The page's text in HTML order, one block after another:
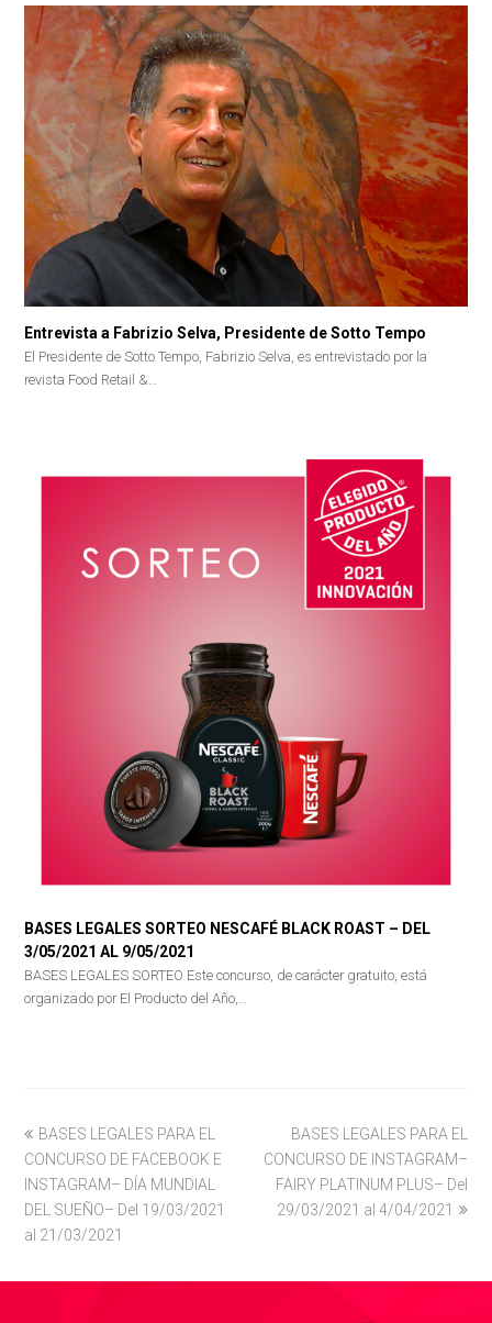
Entrevista a Fabrizio Selva, Presidente de Sotto Tempo
El Presidente de Sotto Tempo, Fabrizio Selva, es entrevistado por la
revista Food Retail &…
BASES LEGALES SORTEO NESCAFÉ BLACK ROAST – DEL
3/05/2021 AL 9/05/2021
BASES LEGALES SORTEO Este concurso, de carácter gratuito, está
organizado por El Producto del Año,…
previous
post:
BASES LEGALES PARA EL
CONCURSO DE FACEBOOK E
INSTAGRAM– DÍA MUNDIAL
DEL SUEÑO– Del 19/03/2021
al 21/03/2021
next
post:
BASES LEGALES PARA EL
CONCURSO DE INSTAGRAM–
FAIRY PLATINUM PLUS– Del
29/03/2021 al 4/04/2021